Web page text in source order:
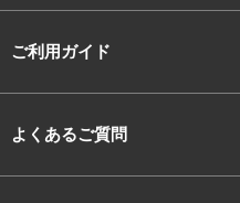
ご利用ガイド
よくあるご質問